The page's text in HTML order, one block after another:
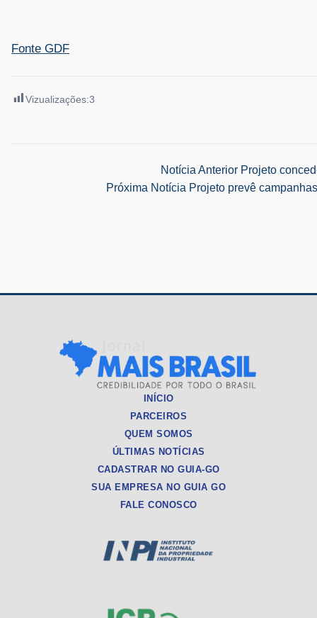
Fonte GDF
Vizualizações:3
Notícia Anterior Projeto
Próxima Notícia Projeto prevê
INÍCIO
PARCEIROS
QUEM SOMOS
ÚLTIMAS NOTÍCIAS
CADASTRAR NO GUIA-GO
SUA EMPRESA NO GUIA GO
FALE CONOSCO